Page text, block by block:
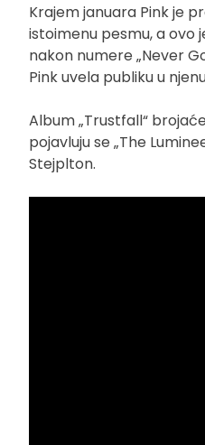
Krajem januara Pink je
istoimenu pesmu, a ovo
nakon numere „Never
Pink uvela publiku u
Album „Trustfall“
pojavluju se „The
Stejplton.